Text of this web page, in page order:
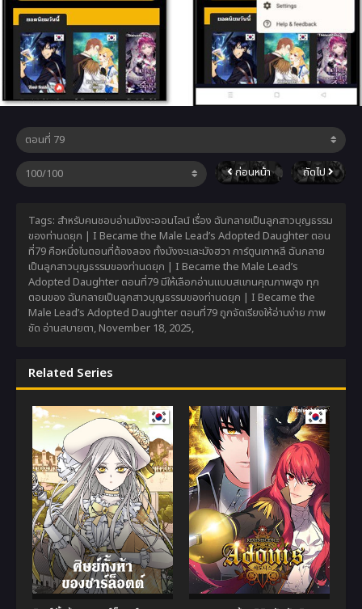
ก่อนหน้า ถัดไป
Tags: สำหรับคนชอบอ่านมังงะออนไลน์ เรื่อง ฉันกลายเป็นลูกสาวบุญธรรม
ของท่านดยุก | I Became the Male Lead’s Adopted Daughter ตอน
ที่79 คือหนึ่งในตอนที่ต้องลอง ทั้งมังงะและมังฮวา การ์ตูนเกาหลี ฉันกลาย
เป็นลูกสาวบุญธรรมของท่านดยุก | I Became the Male Lead’s
Adopted Daughter ตอนที่79 มีให้เลือกอ่านแบบสแกนคุณภาพสูง ทุก
ตอนของ ฉันกลายเป็นลูกสาวบุญธรรมของท่านดยุก | I Became the
Male Lead’s Adopted Daughter ตอนที่79 ถูกจัดเรียงให้อ่านง่าย ภาพ
ชัด อ่านสบายตา, November 18, 2025,
Related Series